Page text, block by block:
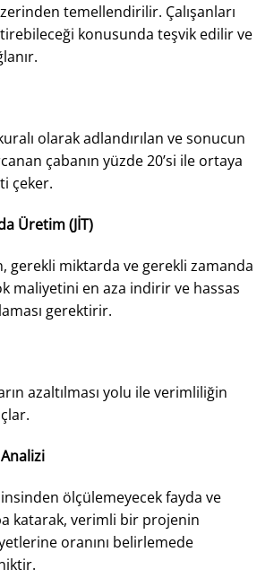
temellendirilir. Çalışanları
konusunda teşvik edilir ve
olarak adlandırılan ve sonucun
çabanın yüzde 20’si ile ortaya
çeker.
Üretim (JİT)
gerekli miktarda ve gerekli zamanda
maliyetini en aza indirir ve hassas
gerektirir.
azaltılması yolu ile verimliliğin
ölçülemeyecek fayda ve
katarak, verimli bir projenin
oranını belirlemede